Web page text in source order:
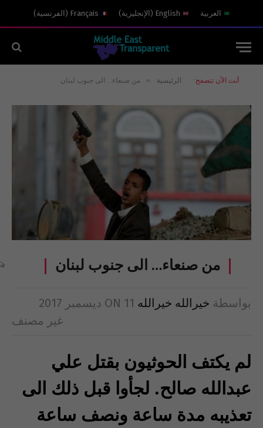
العربية English
( الإنجليزية)
Français
( الفرنسية)
أنت الآن تتصفح: الرئيسية » من صنعاء… الى جنوب لبنان
من صنعاء… الى جنوب لبنان
بواسطة خيرالله خيرالله ON 11 ديسمبر 2017
غير مصنف
لم يكتف الحوثيون بقتل علي
عبدالله صالح. لجأوا قبل ذلك الى
تعذيبه مدة ساعة ونصف ساعة